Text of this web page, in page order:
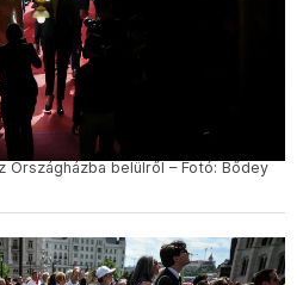
Országházba belülről – Fotó: Bődey